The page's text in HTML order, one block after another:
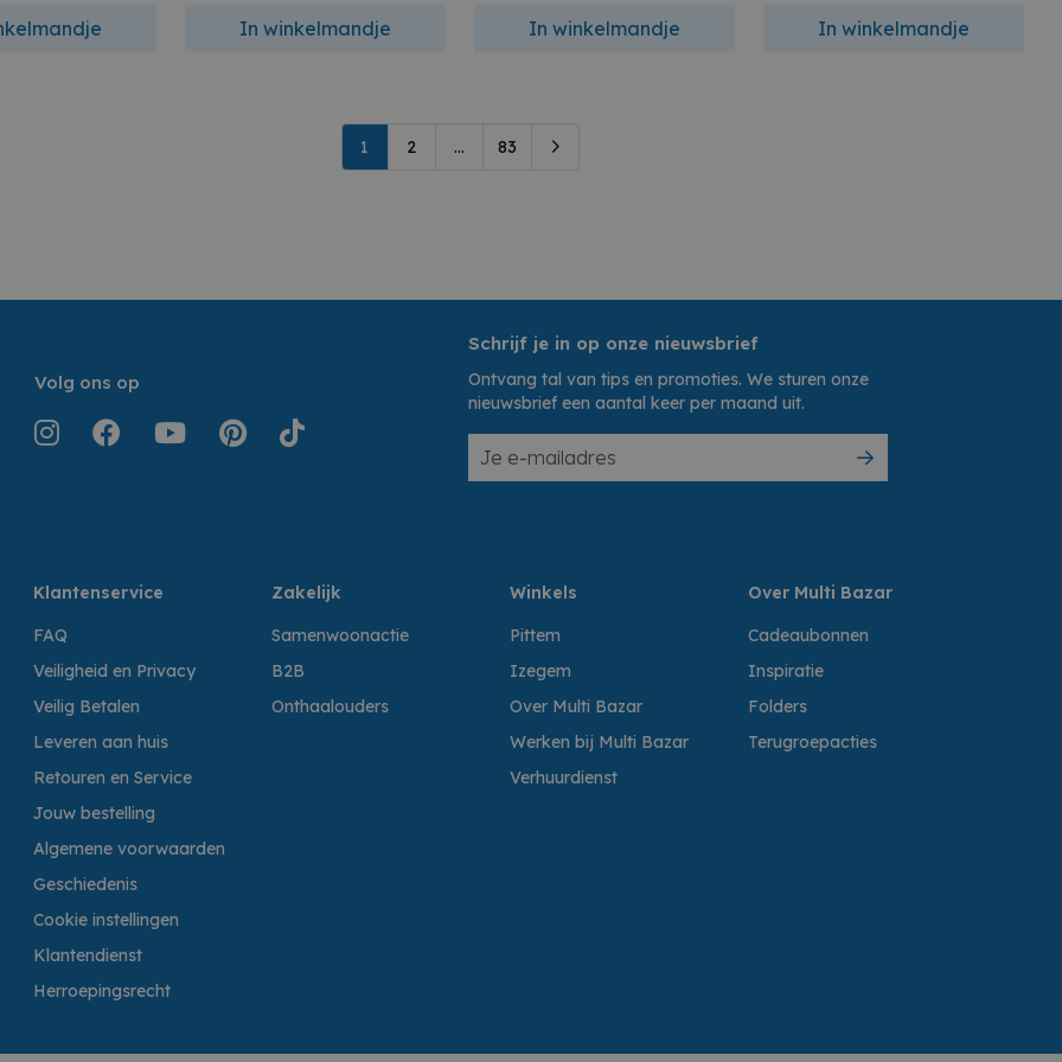
In winkelmandje In winkelmandje In winkelmandje
1 2 ... 83
Volg ons op
Schrijf je in op onze nieuwsbrief
Ontvang tal van tips en promoties. We sturen onze
nieuwsbrief een aantal keer per maand uit.
Klantenservice
FAQ
Veiligheid en Privacy
Veilig Betalen
Leveren aan huis
Retouren en Service
Jouw bestelling
Algemene voorwaarden
Geschiedenis
Cookie instellingen
Klantendienst
Herroepingsrecht
Zakelijk
Samenwoonactie
B2B
Onthaalouders
Winkels
Pittem
Izegem
Over Multi Bazar
Werken bij Multi Bazar
Verhuurdienst
Over Multi Bazar
Cadeaubonnen
Inspiratie
Folders
Terugroepacties